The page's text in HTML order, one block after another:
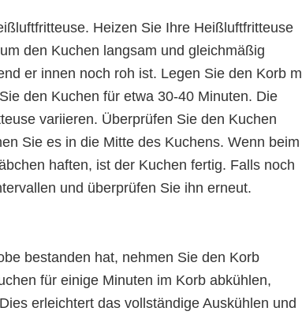
Heizen Sie Ihre Heißluftfritteuse
den Kuchen langsam und gleichmäßig
er innen noch roh ist. Legen Sie den Korb
den Kuchen für etwa 30-40 Minuten. Die
variieren. Überprüfen Sie den Kuchen
Sie es in die Mitte des Kuchens. Wenn beim
haften, ist der Kuchen fertig. Falls noch
und überprüfen Sie ihn erneut.
bestanden hat, nehmen Sie den Korb
für einige Minuten im Korb abkühlen,
erleichtert das vollständige Auskühlen und